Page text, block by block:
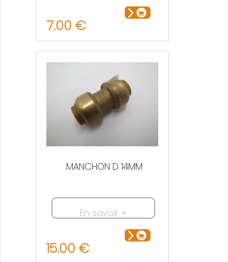
7.00 €
MANCHON D 14MM
En savoir +
15.00 €